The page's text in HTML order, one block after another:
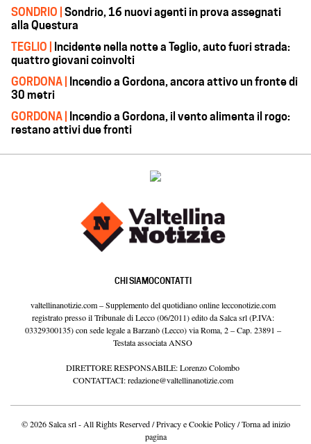
SONDRIO | Sondrio, 16 nuovi agenti in prova assegnati
alla Questura
TEGLIO |
Incidente nella notte a Teglio, auto fuori strada:
quattro giovani coinvolti
GORDONA |
Incendio a Gordona, ancora attivo un fronte di
30 metri
GORDONA |
Incendio a Gordona, il vento alimenta il rogo:
restano attivi due fronti
CHI SIAMOCONTATTI
valtellinanotizie.com – Supplemento del quotidiano online lecconotizie.com
registrato presso il Tribunale di Lecco (06/2011) edito da Salca srl (P.IVA:
03329300135) con sede legale a Barzanò (Lecco) via Roma, 2 – Cap. 23891 –
Testata associata ANSO
DIRETTORE RESPONSABILE: Lorenzo Colombo
CONTATTACI:redazione@valtellinanotizie.com
© 2026 Salca srl - All Rights Reserved /Privacy e Cookie Policy/Torna ad inizio
pagina